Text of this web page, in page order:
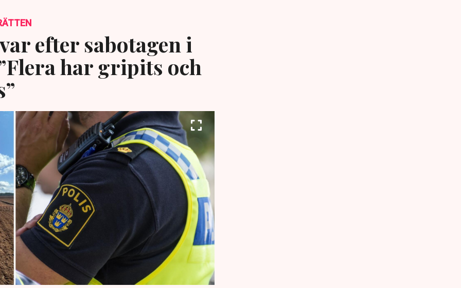
efter sabotagen i
har gripits och